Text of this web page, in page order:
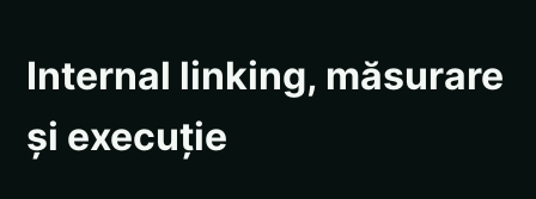
Internal linking, măsurare
și execuție